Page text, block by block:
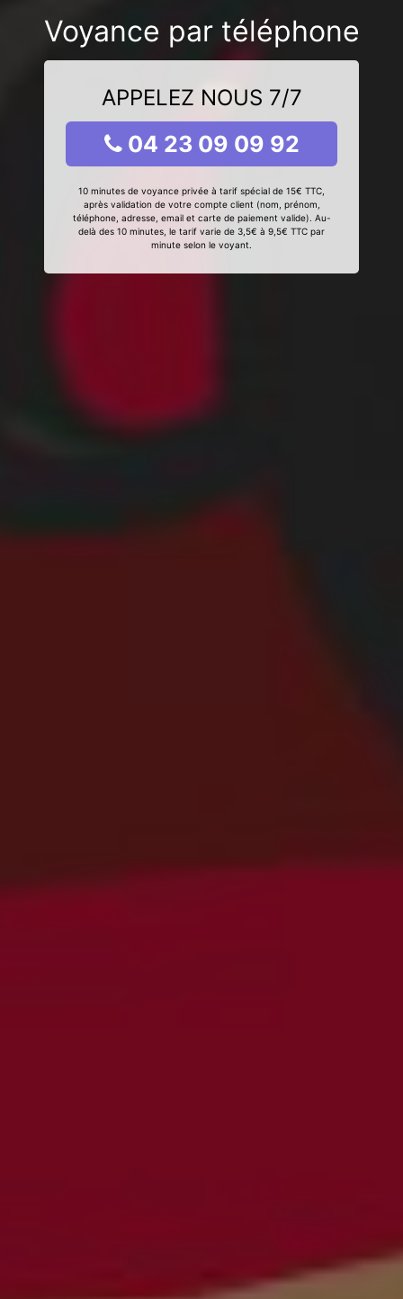
Voyance par téléphone
APPELEZ NOUS 7/7
04 23 09 09 92
10 minutes de voyance privée à tarif spécial de 15€ TTC,
après validation de votre compte client (nom, prénom,
téléphone, adresse, email et carte de paiement valide). Au-
delà des 10 minutes, le tarif varie de 3,5€ à 9,5€ TTC par
minute selon le voyant.